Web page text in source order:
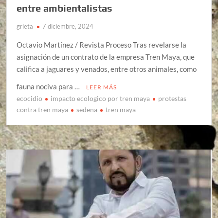
entre ambientalistas
grieta 7 diciembre, 2024
Octavio Martínez / Revista Proceso Tras revelarse la
asignación de un contrato de la empresa Tren Maya, que
califica a jaguares y venados, entre otros animales, como
fauna nociva para …
LEER MÁS
ecocidio impacto ecologico por tren maya
protestas
contra tren maya
sedena tren maya